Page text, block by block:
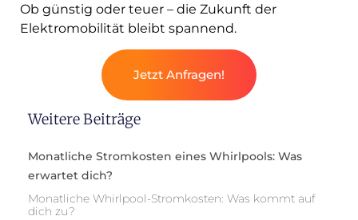
Ob günstig oder teuer – die Zukunft der
Elektromobilität bleibt spannend.
Jetzt Anfragen!
Weitere Beiträge
Monatliche Stromkosten eines Whirlpools: Was
erwartet dich?
Monatliche Whirlpool-Stromkosten: Was kommt auf
dich zu?